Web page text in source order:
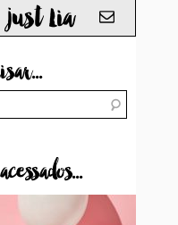
Lia